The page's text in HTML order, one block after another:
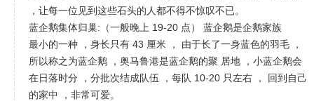
，让每一位见到这些石头的人都不得不惊叹不已。
蓝企鹅集体归巢:（一般晚上 19-20 点） 蓝企鹅是企鹅家族
最小的一种 ，身长只有 43 厘米 ， 由于长了一身蓝色的羽毛 ，
所以称之为蓝企鹅 ，奥马鲁港是蓝企鹅的聚 居地 ，小蓝企鹅会
在日落时分 ，分批次结成队伍 ，每队 10-20 只左右 ， 回到自己
的家中 ，非常可爱。